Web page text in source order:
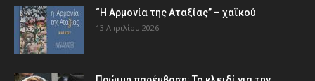
“Η Αρμονία της Αταξίας” – χαϊκού
13 Απριλίου 2026